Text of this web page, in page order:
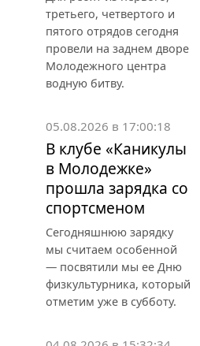
третьего, четвертого и
пятого отрядов сегодня
провели на заднем дворе
Молодежного центра
водную битву.
05.08.2026 в 17:00:18
В клубе «Каникулы
в Молодежке»
прошла зарядка со
спортсменом
Сегодняшнюю зарядку
мы считаем особенной
— посвятили мы ее Дню
физкультурника, который
отметим уже в субботу.